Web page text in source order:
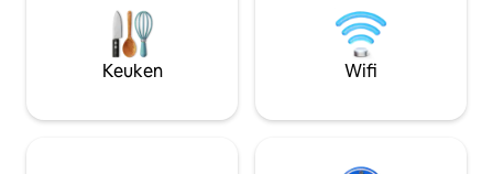
bomen, waardoor de Kamba-cultuur
wordt gecombineerd met milieubeheer.
Ervaar de vriendelijkheid van de Kamba-
geest, adem de frisse lucht van Mbooni
platteland.
een strijkijzer om
netjes te houden. NB: Je kunt genieten
van eten in de
terugkomen.
Keuken Wifi